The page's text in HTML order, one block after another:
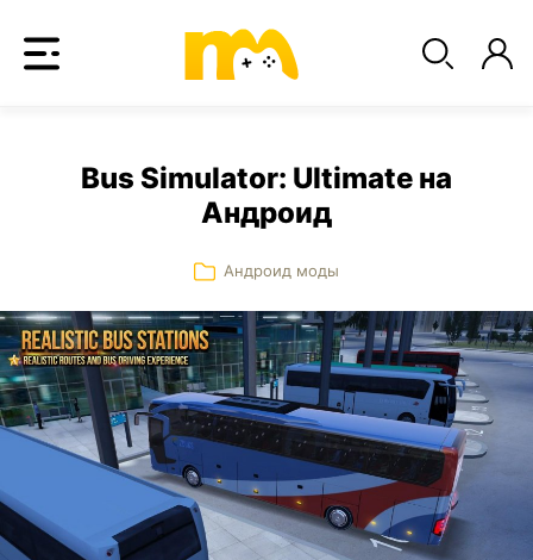
Bus Simulator: Ultimate на
Андроид
Андроид моды